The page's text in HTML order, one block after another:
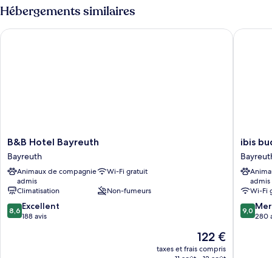
salle
de
type
de
chambre
Chambre
Hébergements similaires
B&B
Hotel
Bayreuth
Bayreuth
B&B Hotel Bayreuth
Bayreuth
Animaux de compagnie
admis
Wi-Fi gratuit
Climatisation
Non-fumeurs
8.6
sur
8,6 Excellent
188 avis
Le
nouveau
122 €
taxes et frais compris
B&B Hotel Bayreuth
ibis
budget
ibis
admis
Wi-Fi
9.0
sur
9,0
280
ibis